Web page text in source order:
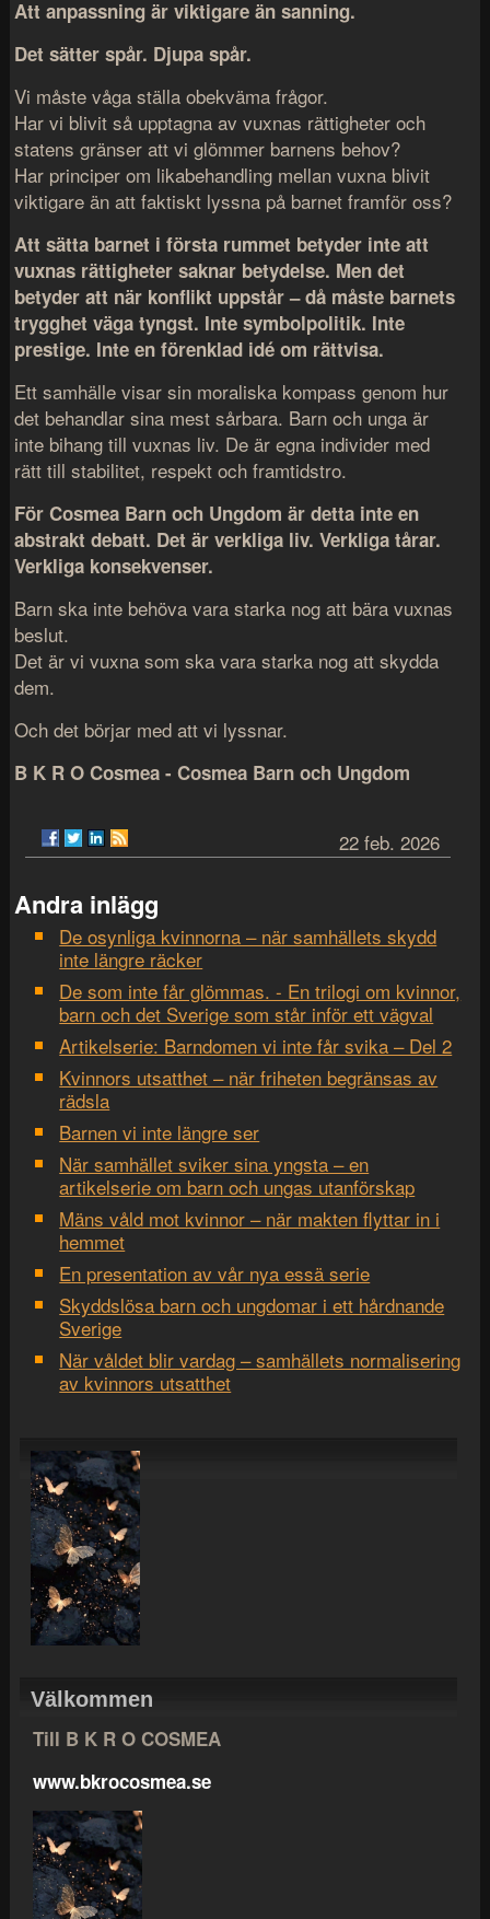
Att anpassning är viktigare än sanning.
Det sätter spår. Djupa spår.
Vi måste våga ställa obekväma frågor.
Har vi blivit så upptagna av vuxnas rättigheter och
statens gränser att vi glömmer barnens behov?
Har principer om likabehandling mellan vuxna blivit
viktigare än att faktiskt lyssna på barnet framför oss?
Att sätta barnet i första rummet betyder inte att
vuxnas rättigheter saknar betydelse. Men det
betyder att när konflikt uppstår – då måste barnets
trygghet väga tyngst. Inte symbolpolitik. Inte
prestige. Inte en förenklad idé om rättvisa.
Ett samhälle visar sin moraliska kompass genom hur
det behandlar sina mest sårbara. Barn och unga är
inte bihang till vuxnas liv. De är egna individer med
rätt till stabilitet, respekt och framtidstro.
För Cosmea Barn och Ungdom är detta inte en
abstrakt debatt. Det är verkliga liv. Verkliga tårar.
Verkliga konsekvenser.
Barn ska inte behöva vara starka nog att bära vuxnas
beslut.
Det är vi vuxna som ska vara starka nog att skydda
dem.
Och det börjar med att vi lyssnar.
B K R O Cosmea - Cosmea Barn och Ungdom
22 feb. 2026
Andra inlägg
De osynliga kvinnorna – när samhällets skydd
inte längre räcker
De som inte får glömmas. - En trilogi om kvinnor,
barn och det Sverige som står inför ett vägval
Artikelserie: Barndomen vi inte får svika – Del 2
Kvinnors utsatthet – när friheten begränsas av
rädsla
Barnen vi inte längre ser
När samhället sviker sina yngsta – en
artikelserie om barn och ungas utanförskap
Mäns våld mot kvinnor – när makten flyttar in i
hemmet
En presentation av vår nya essä serie
Skyddslösa barn och ungdomar i ett hårdnande
Sverige
När våldet blir vardag – samhällets normalisering
av kvinnors utsatthet
Välkommen
Till B K R O COSMEA
www.bkrocosmea.se